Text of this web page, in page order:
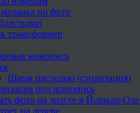
по фото
трансформер
живопись
Шарж пастелью (стилизация)
под живопись
фото на холсте в Йошкар-Оле
на дереве